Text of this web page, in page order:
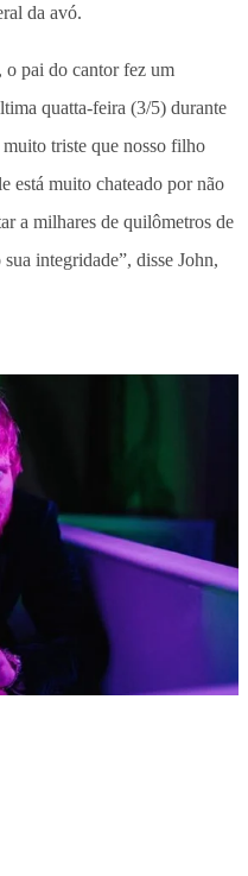
da avó.
pai do cantor fez um
quatta-feira (3/5) durante
triste que nosso filho
está muito chateado por não
a milhares de quilômetros de
integridade”, disse John,